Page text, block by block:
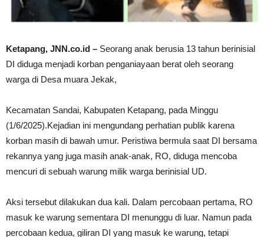
Ketapang, JNN.co.id – Seorang anak berusia 13 tahun berinisial
DI diduga menjadi korban penganiayaan berat oleh seorang
warga di Desa muara Jekak,
Kecamatan Sandai, Kabupaten Ketapang, pada Minggu
(1/6/2025).Kejadian ini mengundang perhatian publik karena
korban masih di bawah umur. Peristiwa bermula saat DI bersama
rekannya yang juga masih anak-anak, RO, diduga mencoba
mencuri di sebuah warung milik warga berinisial UD.
Aksi tersebut dilakukan dua kali. Dalam percobaan pertama, RO
masuk ke warung sementara DI menunggu di luar. Namun pada
percobaan kedua, giliran DI yang masuk ke warung, tetapi